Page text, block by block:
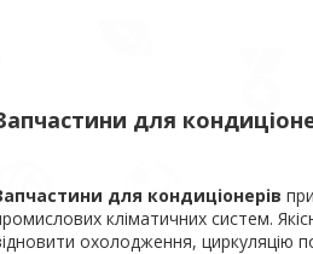
для
для кондиціонерів
кліматичних систем.
охолодження, циркуляцію